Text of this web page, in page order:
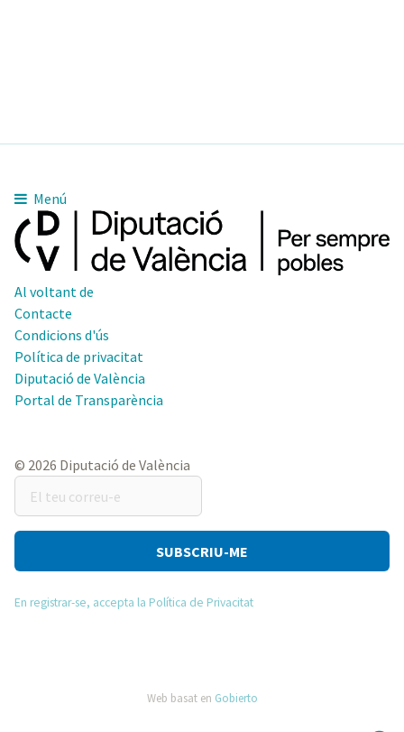
Menú
Al voltant de
Contacte
Condicions d'ús
Política de privacitat
Diputació de València
Portal de Transparència
© 2026 Diputació de València
teu
correu-
En registrar-se, accepta la Política de Privacitat
Web basat en Gobierto